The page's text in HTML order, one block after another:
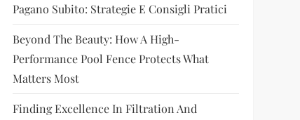
Pagano Subito: Strategie E Consigli Pratici
Beyond The Beauty: How A High-
Performance Pool Fence Protects What
Matters Most
Finding Excellence In Filtration And